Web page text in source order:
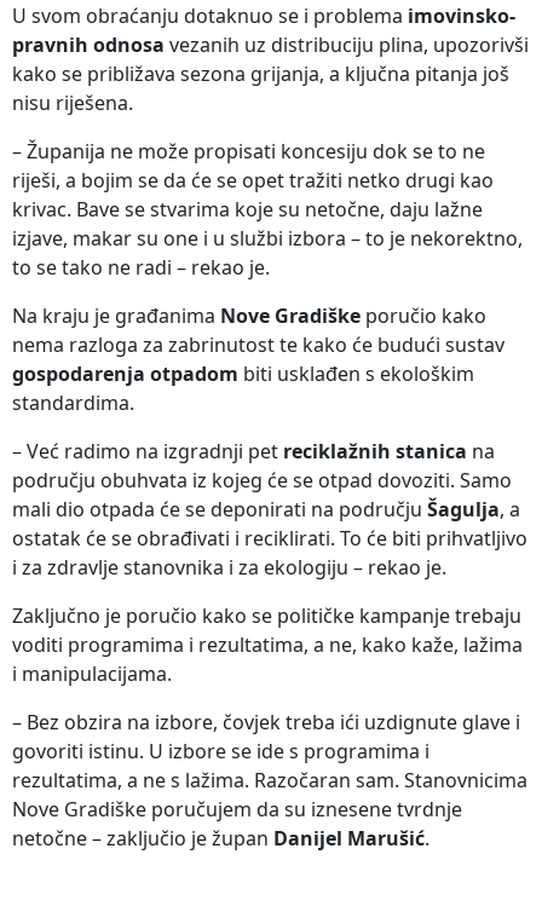
U svom obraćanju dotaknuo se i problema imovinsko-
pravnih odnosa vezanih uz distribuciju plina, upozorivši
kako se približava sezona grijanja, a ključna pitanja još
nisu riješena.
– Županija ne može propisati koncesiju dok se to ne
riješi, a bojim se da će se opet tražiti netko drugi kao
krivac. Bave se stvarima koje su netočne, daju lažne
izjave, makar su one i u službi izbora – to je nekorektno,
to se tako ne radi – rekao je.
Na kraju je građanima Nove Gradiške poručio kako
nema razloga za zabrinutost te kako će budući sustav
gospodarenja otpadom biti usklađen s ekološkim
standardima.
– Već radimo na izgradnji pet reciklažnih stanica na
području obuhvata iz kojeg će se otpad dovoziti. Samo
mali dio otpada će se deponirati na području Šagulja, a
ostatak će se obrađivati i reciklirati. To će biti prihvatljivo
i za zdravlje stanovnika i za ekologiju – rekao je.
Zaključno je poručio kako se političke kampanje trebaju
voditi programima i rezultatima, a ne, kako kaže, lažima
i manipulacijama.
– Bez obzira na izbore, čovjek treba ići uzdignute glave i
govoriti istinu. U izbore se ide s programima i
rezultatima, a ne s lažima. Razočaran sam. Stanovnicima
Nove Gradiške poručujem da su iznesene tvrdnje
netočne – zaključio je župan Danijel Marušić.